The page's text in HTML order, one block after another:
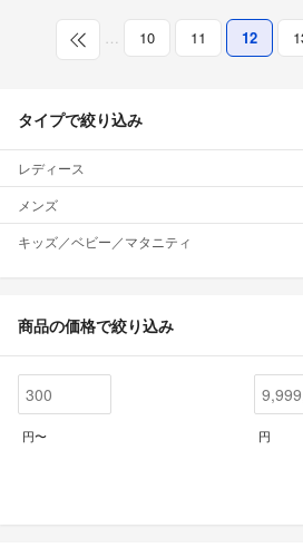
… 10 11 12
タイプで絞り込み
レディース
メンズ
キッズ／ベビー／マタニティ
商品の価格で絞り込み
円〜 円